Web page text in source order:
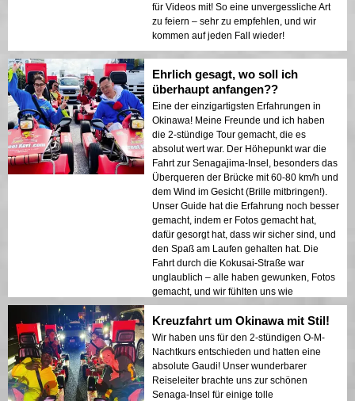
für Videos mit! So eine unvergessliche Art
zu feiern – sehr zu empfehlen, und wir
kommen auf jeden Fall wieder!
Ehrlich gesagt, wo soll ich
überhaupt anfangen??
Eine der einzigartigsten Erfahrungen in
Okinawa! Meine Freunde und ich haben
die 2-stündige Tour gemacht, die es
absolut wert war. Der Höhepunkt war die
Fahrt zur Senagajima-Insel, besonders das
Überqueren der Brücke mit 60-80 km/h und
dem Wind im Gesicht (Brille mitbringen!).
Unser Guide hat die Erfahrung noch besser
gemacht, indem er Fotos gemacht hat,
dafür gesorgt hat, dass wir sicher sind, und
den Spaß am Laufen gehalten hat. Die
Fahrt durch die Kokusai-Straße war
unglaublich – alle haben gewunken, Fotos
gemacht, und wir fühlten uns wie
Prominente. Es war eine unvergessliche,
spaßige Erfahrung, und wir würden es auf
jeden Fall wieder machen. Sehr
empfehlenswert!
Kreuzfahrt um Okinawa mit Stil!
Wir haben uns für den 2-stündigen O-M-
Nachtkurs entschieden und hatten eine
absolute Gaudi! Unser wunderbarer
Reiseleiter brachte uns zur schönen
Senaga-Insel für einige tolle